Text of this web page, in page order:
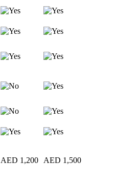
AED 1,200 AED 1,500